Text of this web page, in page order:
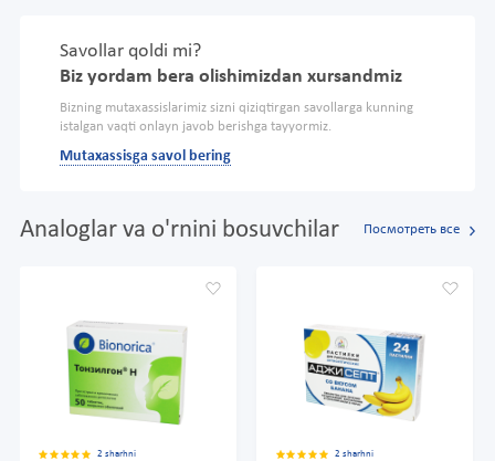
Savollar qoldi mi?
Biz yordam bera olishimizdan xursandmiz
Bizning mutaxassislarimiz sizni qiziqtirgan savollarga kunning
istalgan vaqti onlayn javob berishga tayyormiz.
Mutaxassisga savol bering
Analoglar va o'rnini bosuvchilar Посмотреть все
2 sharhni 2 sharhni